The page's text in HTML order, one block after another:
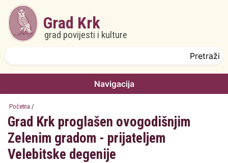
Skoči na glavni sadržaj
Grad Krk
grad povijesti i kulture
Navigacija
Početna /
Grad Krk proglašen ovogodišnjim
Zelenim gradom - prijateljem
Velebitske degenije